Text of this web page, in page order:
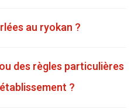
au ryokan ?
des règles particulières
?